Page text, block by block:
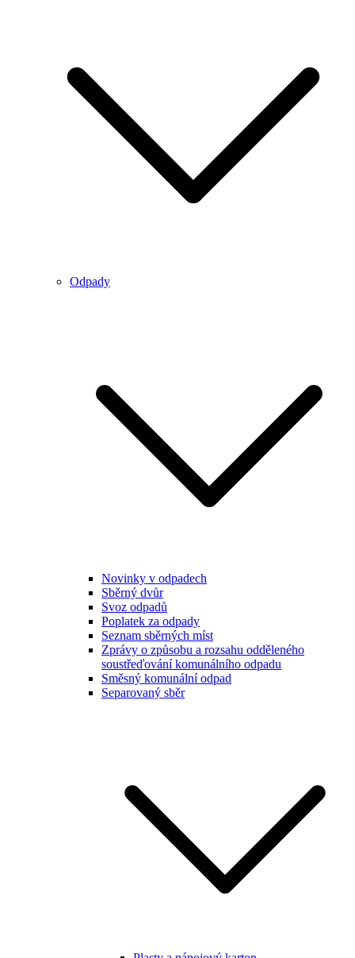
Odpady
Novinky v odpadech
Sběrný dvůr
Svoz odpadů
Poplatek za odpady
Seznam sběrných míst
Zprávy o způsobu a rozsahu odděleného
soustřeďování komunálního odpadu
Směsný komunální odpad
Separovaný sběr